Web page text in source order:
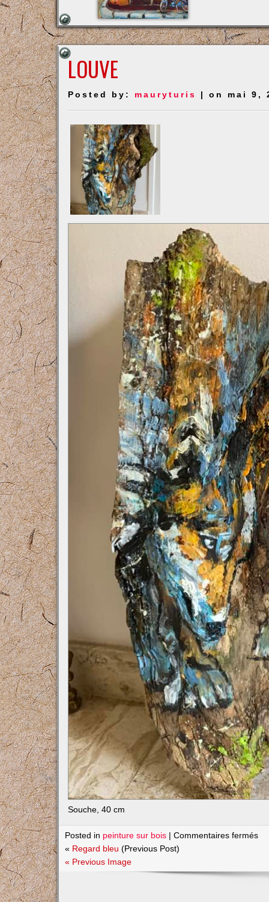
LOUVE
Posted by: mauryturis | on mai 9,
Souche, 40 cm
Posted in peinture sur bois |Commentaires fermés
« Regard bleu (Previous Post)
« Previous Image